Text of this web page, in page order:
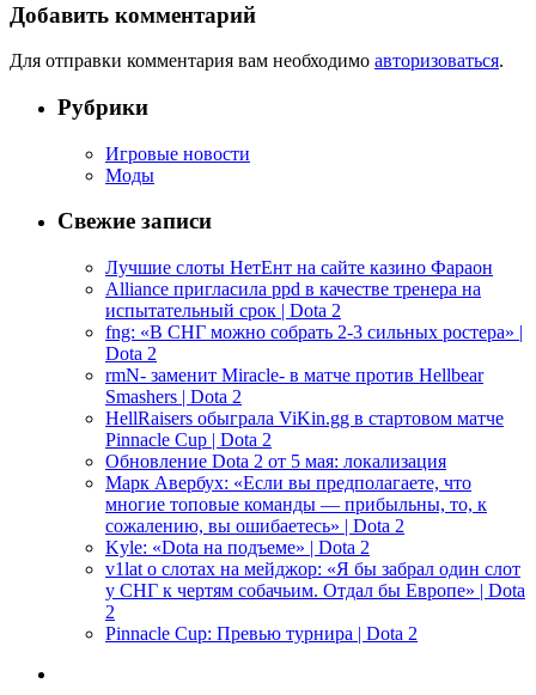
Добавить комментарий
Для отправки комментария вам необходимо авторизоваться.
Рубрики
Игровые новости
Моды
Свежие записи
Лучшие слоты НетЕнт на сайте казино Фараон
Alliance пригласила ppd в качестве тренера на
испытательный срок | Dota 2
fng: «В СНГ можно собрать 2-3 сильных ростера» |
Dota 2
rmN- заменит Miracle- в матче против Hellbear
Smashers | Dota 2
HellRaisers обыграла ViKin.gg в стартовом матче
Pinnacle Cup | Dota 2
Обновление Dota 2 от 5 мая: локализация
Марк Авербух: «Если вы предполагаете, что
многие топовые команды — прибыльны, то, к
сожалению, вы ошибаетесь» | Dota 2
Kyle: «Dota на подъеме» | Dota 2
v1lat о слотах на мейджор: «Я бы забрал один слот
у СНГ к чертям собачьим. Отдал бы Европе» | Dota
2
Pinnacle Cup: Превью турнира | Dota 2